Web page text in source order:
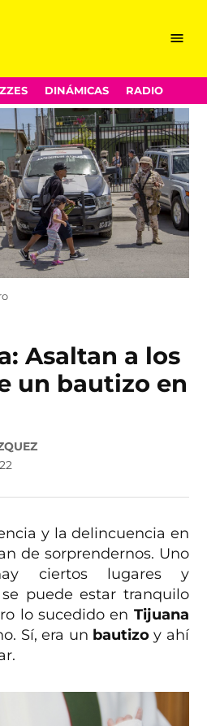
Menu
DINÁMICAS RADIO
Asaltan a los
un bautizo en
y la delincuencia en
de sorprendernos. Uno
ciertos lugares y
puede estar tranquilo
lo sucedido en Tijuana
Sí, era un bautizoy ahí